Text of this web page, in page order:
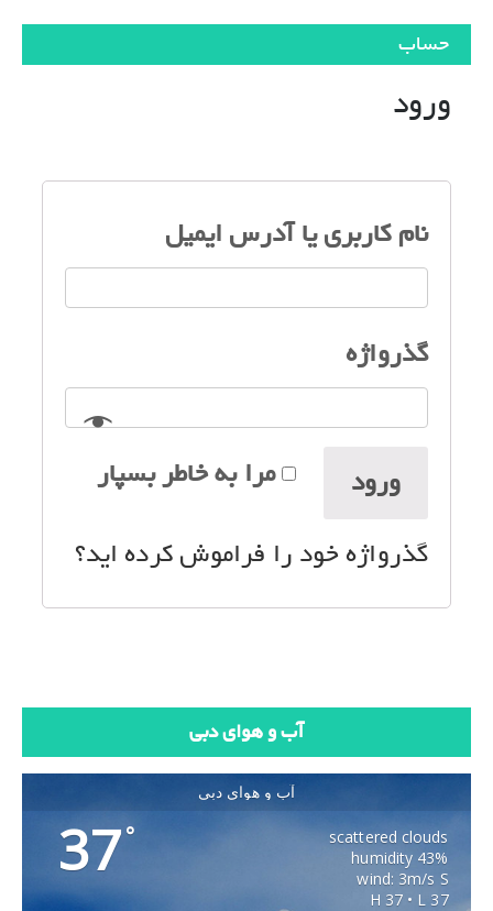
حساب
ورود
نام کاربری یا آدرس ایمیل
گذرواژه
مرا به خاطر بسپار
ورود
گذرواژه خود را فراموش کرده اید؟
آب و هوای دبی
آب و هوای دبی
37°
scattered clouds
43% humidity
wind: 3m/s S
H 37 • L 37